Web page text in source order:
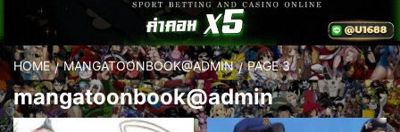
HOME MANGATOONBOOK@ADMIN PAGE 3
mangatoonbook@admin